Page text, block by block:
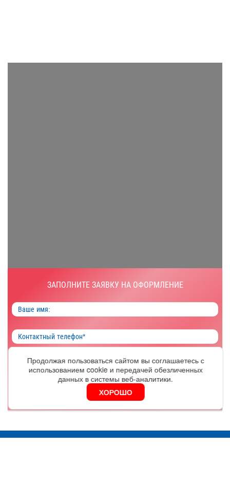
ЗАПОЛНИТЕ ЗАЯВКУ НА ОФОРМЛЕНИЕ
ОФОРМИТЬ
Я согласен на обработкуперсональных данных
Продолжая пользоваться сайтом вы соглашаетесь с
использованием cookie и передачей обезличенных
данных в системы веб-аналитики.
ХОРОШО